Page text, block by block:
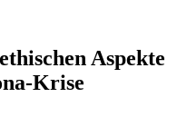
Aspekte
Krise